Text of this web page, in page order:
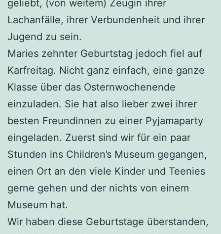
geliebt, (von weitem) Zeugin ihrer
Lachanfälle, ihrer Verbundenheit und ihrer
Jugend zu sein.
Maries zehnter Geburtstag jedoch fiel auf
Karfreitag. Nicht ganz einfach, eine ganze
Klasse über das Osternwochenende
einzuladen. Sie hat also lieber zwei ihrer
besten Freundinnen zu einer Pyjamaparty
eingeladen. Zuerst sind wir für ein paar
Stunden ins Children’s Museum gegangen,
einen Ort an den viele Kinder und Teenies
gerne gehen und der nichts von einem
Museum hat.
Wir haben diese Geburtstage überstanden,